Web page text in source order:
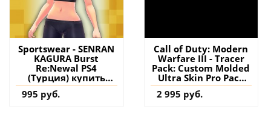
Sportswear - SENRAN
KAGURA Burst
Re:Newal PS4
(Турция) купить
дополнение на
аккаунт
995 руб.
Call of Duty: Modern
Warfare III - Tracer
Pack: Custom Molded
Ultra Skin Pro Pack
PS4 (Турция) купить
дополнение на
2 995 руб.